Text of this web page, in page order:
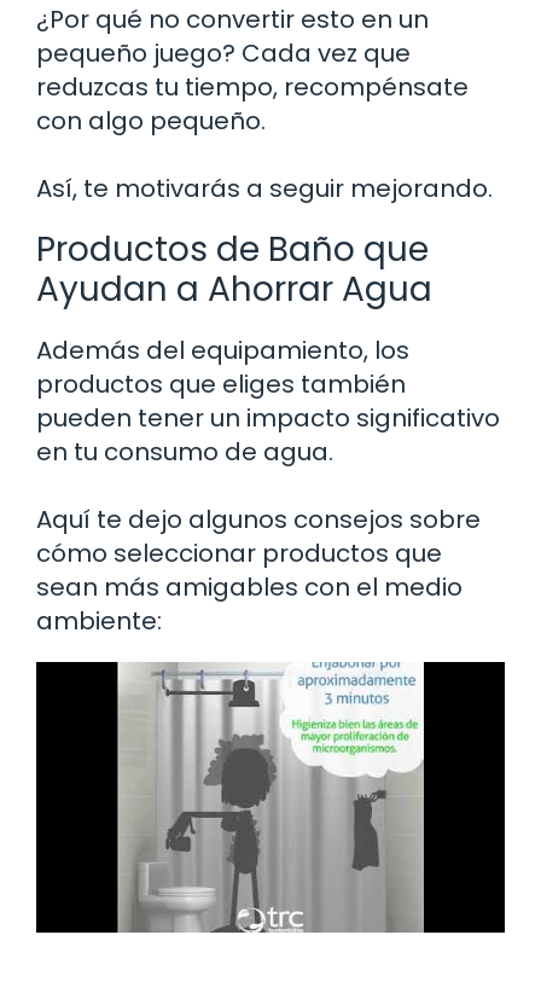
¿Por qué no convertir esto en un
pequeño juego? Cada vez que
reduzcas tu tiempo, recompénsate
con algo pequeño.
Así, te motivarás a seguir mejorando.
Productos de Baño que
Ayudan a Ahorrar Agua
Además del equipamiento, los
productos que eliges también
pueden tener un impacto significativo
en tu consumo de agua.
Aquí te dejo algunos consejos sobre
cómo seleccionar productos que
sean más amigables con el medio
ambiente: